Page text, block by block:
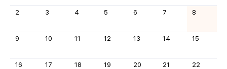
2 3 4 5 6 7 8
9 10 11 12 13 14 15
16 17 18 19 20 21 22